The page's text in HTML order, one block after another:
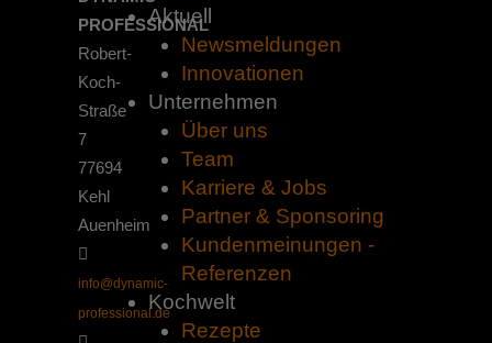
PROFESSIONAL
Robert-
Koch-
Straße
7
77694
Kehl
Auenheim
info@dynamic-
professional.de
Aktuell
Newsmeldungen
Innovationen
Unternehmen
Über uns
Team
Karriere & Jobs
Partner & Sponsoring
Kundenmeinungen -
Referenzen
Kochwelt
Rezepte